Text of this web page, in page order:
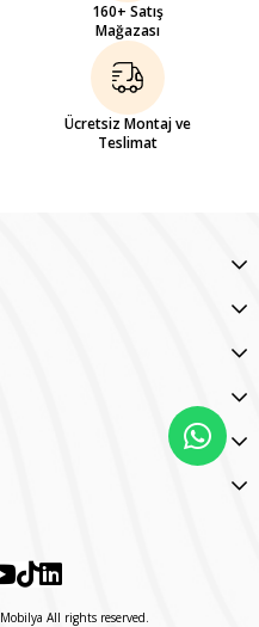
160+ Satış
Mağazası
Ücretsiz Montaj ve
Teslimat
All rights reserved.